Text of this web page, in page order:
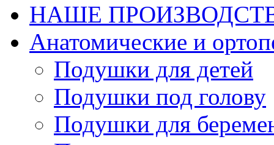
НАШЕ
Анатомические и
Подушки для детей
Подушки под голову
Подушки для